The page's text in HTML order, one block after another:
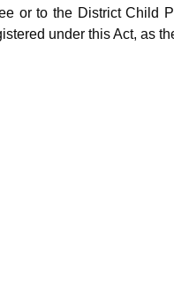
or to the District Child
under this Act, as